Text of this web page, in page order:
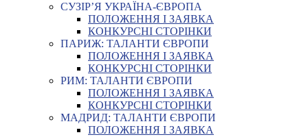
СУЗІР’Я УКРАЇНА-ЄВРОПА
ПОЛОЖЕННЯ І ЗАЯВКА
КОНКУРСНІ СТОРІНКИ
ПАРИЖ: ТАЛАНТИ ЄВРОПИ
ПОЛОЖЕННЯ І ЗАЯВКА
КОНКУРСНІ СТОРІНКИ
РИМ: ТАЛАНТИ ЄВРОПИ
ПОЛОЖЕННЯ І ЗАЯВКА
КОНКУРСНІ СТОРІНКИ
МАДРИД: ТАЛАНТИ ЄВРОПИ
ПОЛОЖЕННЯ І ЗАЯВКА